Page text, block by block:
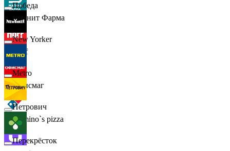
Магнит Фарма
Hoff
Офисмаг
Domino`s pizza
Победа
New Yorker
Metro
Петрович
Перекрёсток